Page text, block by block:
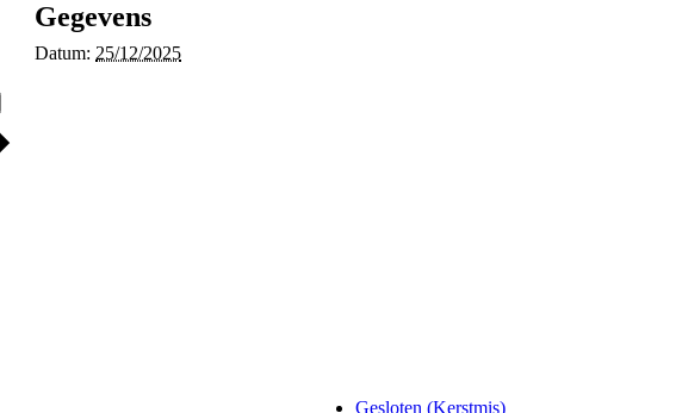
Gegevens
Datum: 25/12/2025
Gesloten (Kerstmis)